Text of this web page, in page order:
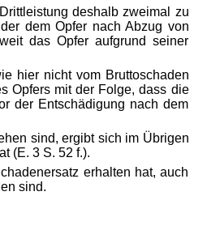
deshalb zweimal zu
dem Opfer nach Abzug von
das Opfer aufgrund seiner
hier nicht vom Bruttoschaden
Opfers mit der Folge, dass die
der Entschädigung nach dem
sind, ergibt sich im Übrigen
(E. 3 S. 52 f.).
erhalten hat, auch
sind.